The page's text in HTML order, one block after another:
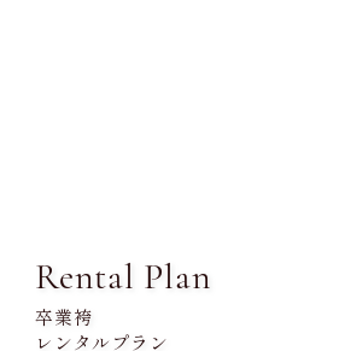
Rental Plan
卒業袴
レンタルプラン